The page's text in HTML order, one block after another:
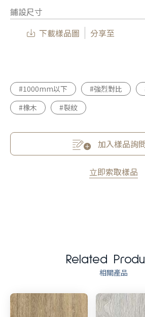
鋪設尺寸
下載樣品圖 分享至
#1000mm以下 #強烈對比
#橡木
#裂紋
加入樣品詢
立即索取樣品
Related
相關產品